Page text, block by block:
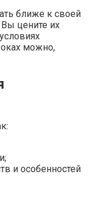
ближе к своей
цените их
можно,
и особенностей